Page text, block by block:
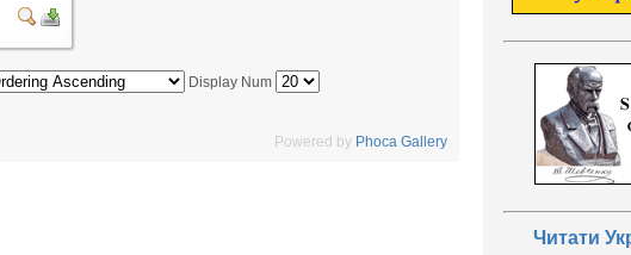
Display Num
Powered by Phoca Gallery
Читати